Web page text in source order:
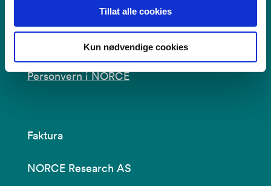
Tillat alle cookies
Kun nødvendige cookies
Tilgjengelighetserklæring
Bruk av informasjonskapsler
Personvern i NORCE
Faktura
NORCE Research AS